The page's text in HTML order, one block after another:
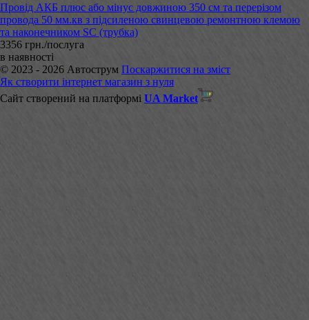
Провід АКБ плюс або мінус довжиною 350 см та перерізом
провода 50 мм.кв з підсиленою свинцевою ремонтною клемою
та наконечником SC (трубка)
3356 грн./послуга
в наявності
© 2023 - 2026 Автострум Поскаржитися на зміст
Як створити інтернет магазин з нуля
Сайт створений на платформі UA Market